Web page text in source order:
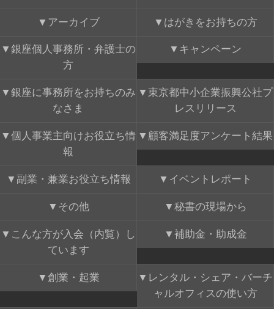
アーカイブ はがきをお持ちの方
銀座個人事務所・弁護士の
方
キャンペーン
銀座に事務所をお持ちのみ
なさま
東京都中小企業振興公社プ
レスリリース
個人事業主向けお役立ち情
報
顧客満足度アンケート結果
副業・兼業お役立ち情報 イベントレポート
その他 秘書の現場から
こんな方が入会（内覧）し
ています
補助金・助成金
創業・起業
レンタル・シェア・バーチ
ャルオフィスの使い方